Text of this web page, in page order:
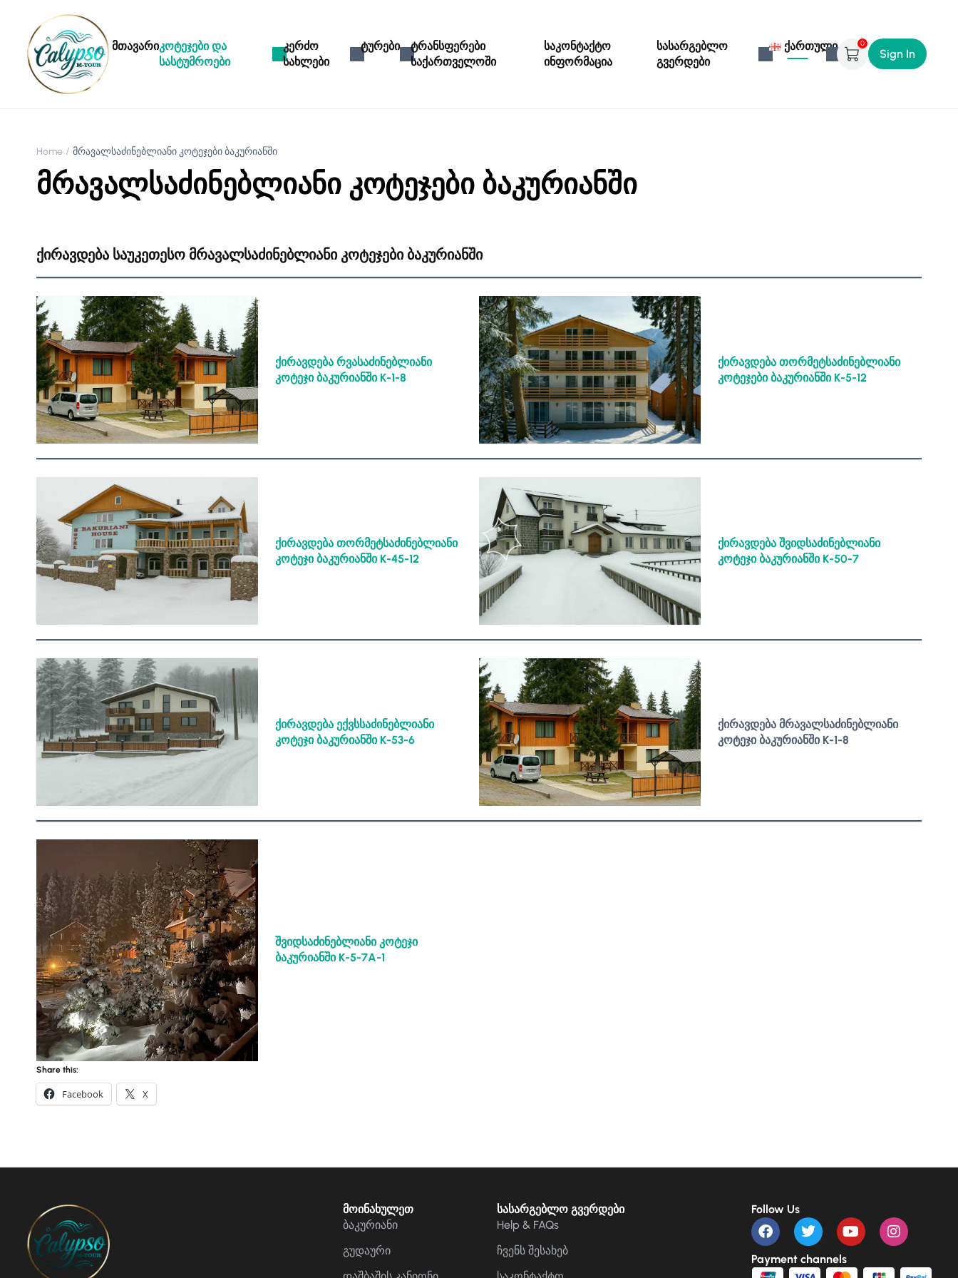
მთავარიკოტეჯები და
სასტუმროები
კერძო
სახლები
ტურები
ტრანსფერები
საქართველოში
საკონტაქტო
ინფორმაცია
სასარგებლო
გვერდები
ქართული 0
Sign In
Home მრავალსაძინებლიანი კოტეჯები ბაკურიანში
მრავალსაძინებლიანი კოტეჯები ბაკურიანში
ქირავდება საუკეთესო მრავალსაძინებლიანი კოტეჯები ბაკურიანში
ქირავდება რვასაძინებლიანი
კოტეჯი ბაკურიანში K-1-8
ქირავდება თორმეტსაძინებლიანი
კოტეჯები ბაკურიანში K-5-12
ქირავდება თორმეტსაძინებლიანი
კოტეჯი ბაკურიანში K-45-12
ქირავდება შვიდსაძინებლიანი
კოტეჯი ბაკურიანში K-50-7
ქირავდება ექვსსაძინებლიანი
კოტეჯი ბაკურიანში K-53-6
ქირავდება მრავალსაძინებლიანი
კოტეჯი ბაკურიანში K-1-8
შვიდსაძინებლიანი კოტეჯი
ბაკურიანში K-5-7A-1
Share this:
Facebook X
მოინახულეთ
ბაკურიანი
გუდაური
სასარგებლო გვერდები
Help & FAQs
ჩვენს შესახებ
Follow Us
Payment channels